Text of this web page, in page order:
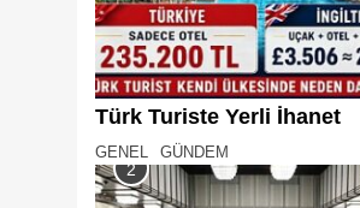
Türk Turiste Yerli İhanet
GENEL GÜNDEM
2